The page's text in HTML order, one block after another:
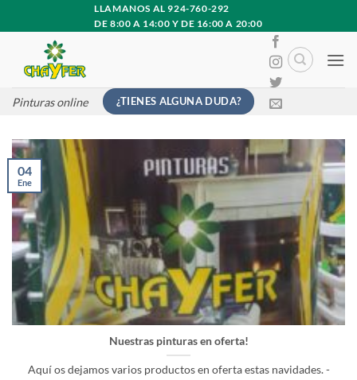
al
contenido
LLAMANOS AL 924-760-292
DE 8:00 A 14:00 Y DE 16:00 A 20:00
Pinturas online ¿TIENES ALGUNA DUDA?
Nuestras pinturas en oferta!
Aquí os dejamos varios productos en oferta estas navidades. -
04
Ene